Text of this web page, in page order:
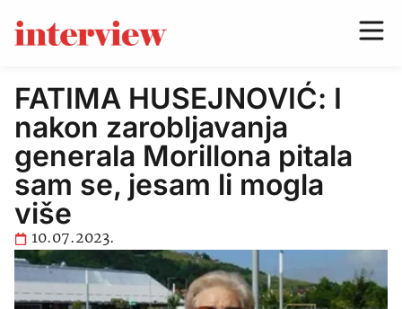
FATIMA HUSEJNOVIĆ: I
nakon zarobljavanja
generala Morillona pitala
sam se, jesam li mogla
više
10.07.2023.